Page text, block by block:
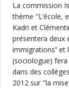
La commission
thème "L’école,
Kadri et
présentera deux
immigrations’’
(sociologue) fera
dans des
2012 sur "la